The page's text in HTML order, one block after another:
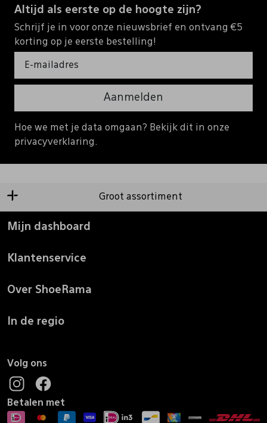
Altijd als eerste op de hoogte zijn?
Schrijf je in voor onze nieuwsbrief en ontvang €5
korting op je eerste bestelling!
Aanmelden
Hoe we met je data omgaan? Bekijk dit in onze
privacyverklaring.
Groot assortiment
Mijn dashboard
Klantenservice
Over ShoeRama
In de regio
Volg ons
Betalen met